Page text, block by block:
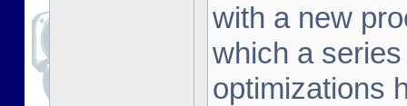
with a new
which a
optimizations